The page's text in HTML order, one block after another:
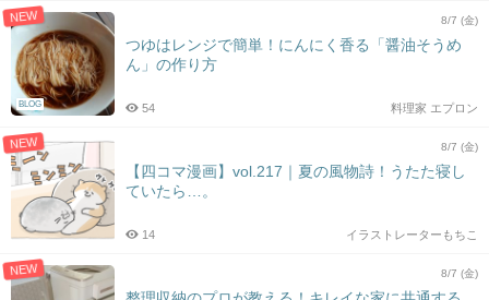
NEW
BLOG
8/7 (金)
つゆはレンジで簡単！にんにく香る「醤油そうめ
ん」の作り方
料理家 エプロン
54
NEW 8/7 (金)
【四コマ漫画】vol.217｜夏の風物詩！うたた寝し
ていたら…。
イラストレーターもちこ
14
NEW 8/7 (金)